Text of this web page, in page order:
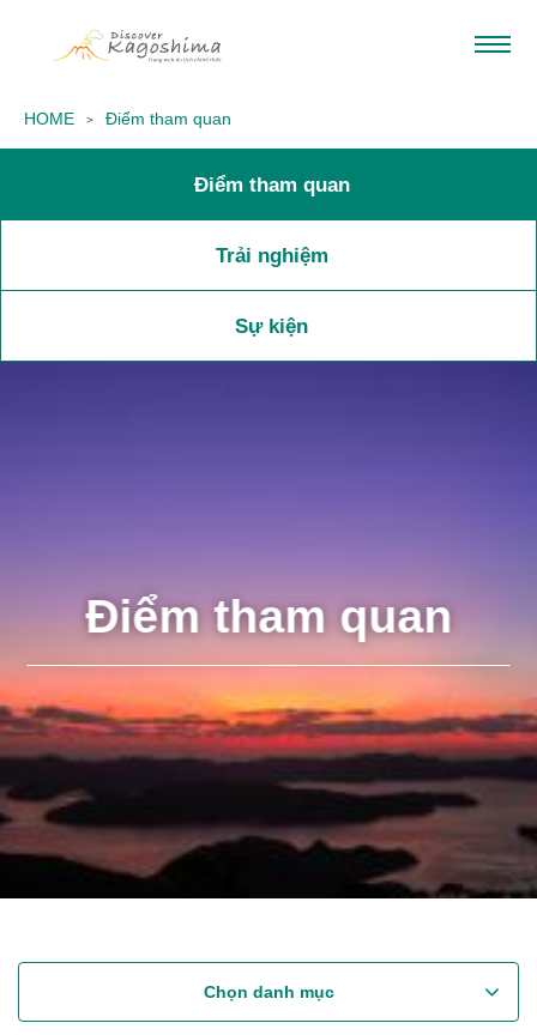
HOME Điểm tham quan
Điểm tham quan
Trải nghiệm
Sự kiện
Điểm tham quan
Chọn danh mục